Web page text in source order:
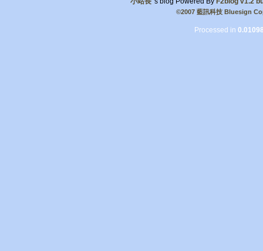
©2007 藍訊科技 Bluesign
Processed in